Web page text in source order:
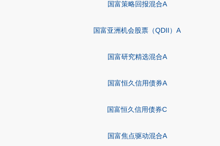
国富策略回报混合A
国富亚洲机会股票（QDII）A
国富研究精选混合A
国富恒久信用债券A
国富恒久信用债券C
国富焦点驱动混合A